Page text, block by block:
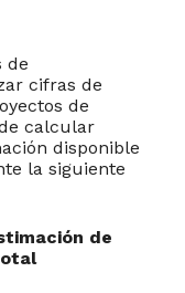
de
cifras de
de
calcular
disponible
la siguiente
de